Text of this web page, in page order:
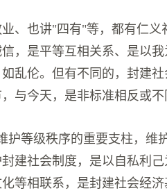
、也讲"四有"等，都有仁
，是平等互相关系、是以
乱伦。但有不同的，封建
与今天，是非标准相反或不
护等级秩序的重要支柱，维
建社会制度，是以自私利
等相联系，是封建社会经济